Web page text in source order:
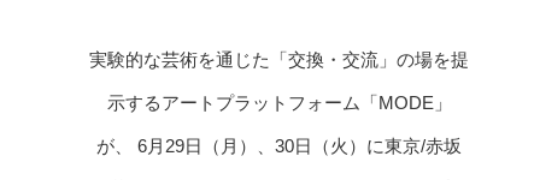
実験的な芸術を通じた「交換・交流」の場を提
示するアートプラットフォーム「MODE」
が、 6月29日（月）、30日（火）に東京/赤坂